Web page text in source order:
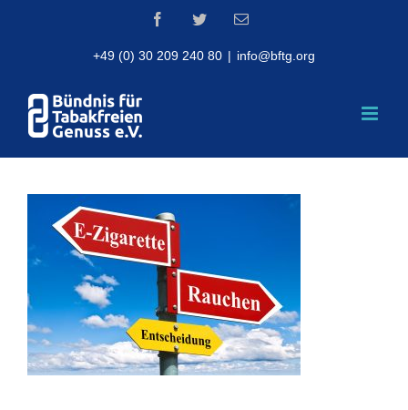
FacebookTwitterEmail
+49 (0) 30 209 240 80 | info@bftg.org